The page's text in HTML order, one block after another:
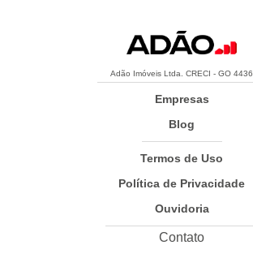
Adão Imóveis Ltda. CRECI - GO 4436
Empresas
Blog
Termos de Uso
Política de Privacidade
Ouvidoria
Contato